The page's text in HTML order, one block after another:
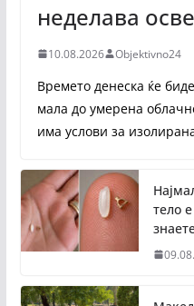
неделава
10.08.2026 Objektivno24
Времето денеска ќе
мала до умерена
има услови за
тело